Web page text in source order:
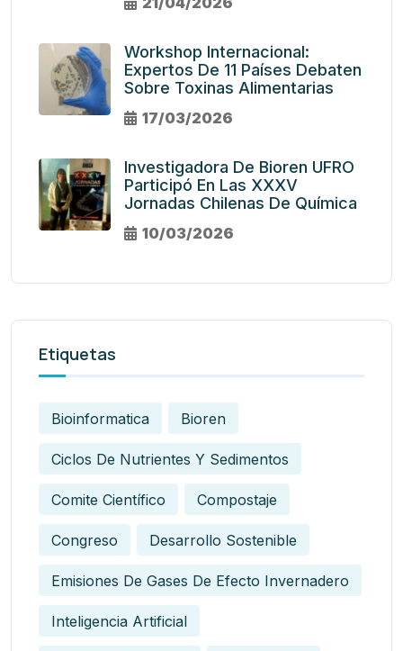
Workshop Internacional:
Expertos De 11 Países Debaten
Sobre Toxinas Alimentarias
17/03/2026
Investigadora De Bioren UFRO
Participó En Las XXXV
Jornadas Chilenas De Química
10/03/2026
Etiquetas
Bioinformatica Bioren
Ciclos De Nutrientes Y Sedimentos
Comite Científico Compostaje
Congreso Desarrollo Sostenible
Emisiones De Gases De Efecto Invernadero
Inteligencia Artificial